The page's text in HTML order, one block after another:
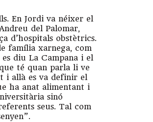
En Jordi va néixer el
del Palomar,
d’hospitals obstètrics.
família xarnega, com
diu La Campana i el
té quan parla li ve
i allà es va definir el
ha anat alimentant i
sinó
seus. Tal com